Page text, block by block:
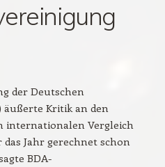
der Deutschen
äußerte Kritik an den
internationalen Vergleich
Jahr gerechnet schon
BDA-